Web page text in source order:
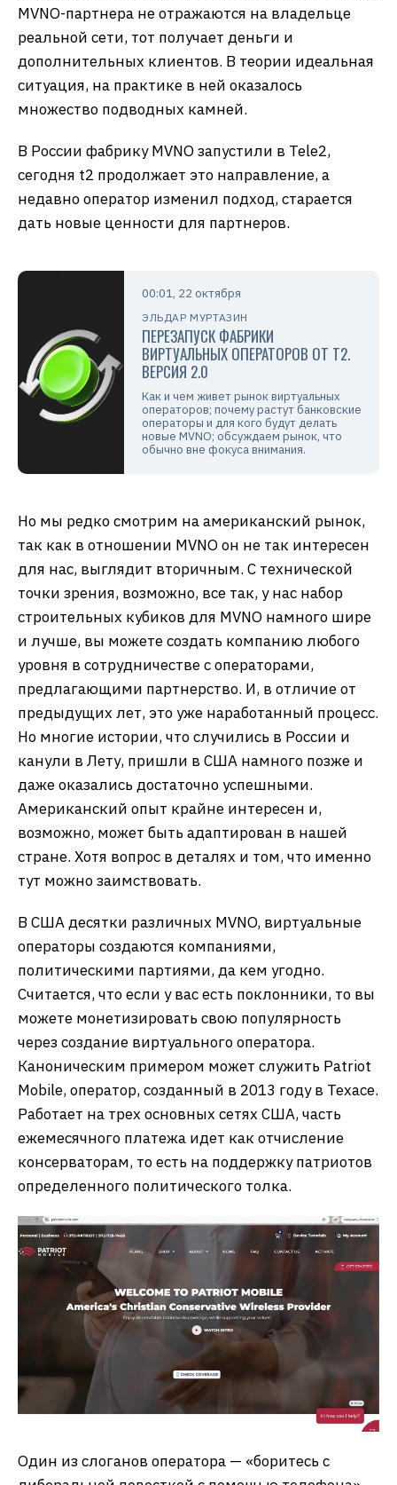
MVNO-партнера не отражаются на владельце
реальной сети, тот получает деньги и
дополнительных клиентов. В теории идеальная
ситуация, на практике в ней оказалось
множество подводных камней.
В России фабрику MVNO запустили в Tele2,
сегодня t2 продолжает это направление, а
недавно оператор изменил подход, старается
дать новые ценности для партнеров.
00:01, 22 октября
ЭЛЬДАР МУРТАЗИН
ПЕРЕЗАПУСК ФАБРИКИ
ВИРТУАЛЬНЫХ ОПЕРАТОРОВ ОТ T2.
ВЕРСИЯ 2.0
Как и чем живет рынок виртуальных
операторов; почему растут банковские
операторы и для кого будут делать
новые MVNO; обсуждаем рынок, что
обычно вне фокуса внимания.
Но мы редко смотрим на американский рынок,
так как в отношении MVNO он не так интересен
для нас, выглядит вторичным. С технической
точки зрения, возможно, все так, у нас набор
строительных кубиков для MVNO намного шире
и лучше, вы можете создать компанию любого
уровня в сотрудничестве с операторами,
предлагающими партнерство. И, в отличие от
предыдущих лет, это уже наработанный процесс.
Но многие истории, что случились в России и
канули в Лету, пришли в США намного позже и
даже оказались достаточно успешными.
Американский опыт крайне интересен и,
возможно, может быть адаптирован в нашей
стране. Хотя вопрос в деталях и том, что именно
тут можно заимствовать.
В США десятки различных MVNO, виртуальные
операторы создаются компаниями,
политическими партиями, да кем угодно.
Считается, что если у вас есть поклонники, то вы
можете монетизировать свою популярность
через создание виртуального оператора.
Каноническим примером может служить Patriot
Mobile, оператор, созданный в 2013 году в Техасе.
Работает на трех основных сетях США, часть
ежемесячного платежа идет как отчисление
консерваторам, то есть на поддержку патриотов
определенного политического толка.
Один из слоганов оператора — «боритесь с